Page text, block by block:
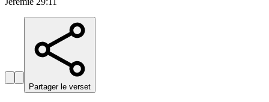
Partager le verset